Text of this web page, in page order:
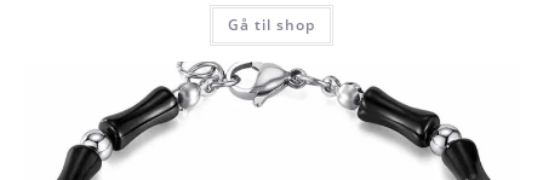
Gå til shop